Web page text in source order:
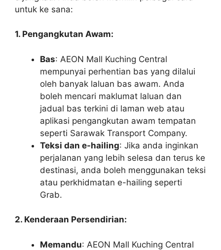
untuk ke sana:
1. Pengangkutan Awam:
Bas: AEON Mall Kuching Central
mempunyai perhentian bas yang dilalui
oleh banyak laluan bas awam. Anda
boleh mencari maklumat laluan dan
jadual bas terkini di laman web atau
aplikasi pengangkutan awam tempatan
seperti Sarawak Transport Company.
Teksi dan e-hailing: Jika anda inginkan
perjalanan yang lebih selesa dan terus ke
destinasi, anda boleh menggunakan teksi
atau perkhidmatan e-hailing seperti
Grab.
2. Kenderaan Persendirian:
Memandu: AEON Mall Kuching Central